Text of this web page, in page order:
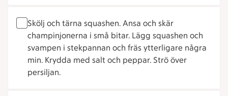
Skölj och tärna squashen. Ansa och skär
champinjonerna i små bitar. Lägg squashen och
svampen i stekpannan och fräs ytterligare några
min. Krydda med salt och peppar. Strö över
persiljan.